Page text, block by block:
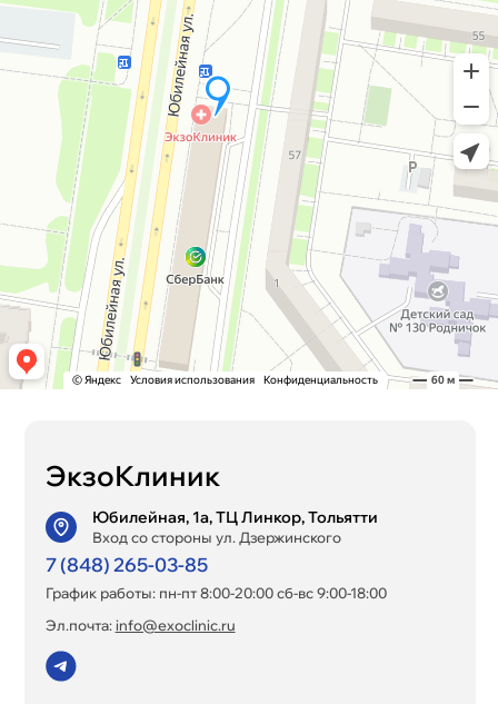
ЭкзоКлиник
Юбилейная, 1а, ТЦ Линкор, Тольятти
Вход со стороны ул. Дзержинского
7 (848) 265-03-85
График работы: пн-пт 8:00-20:00 сб-вс 9:00-18:00
Эл.почта:info@exoclinic.ru